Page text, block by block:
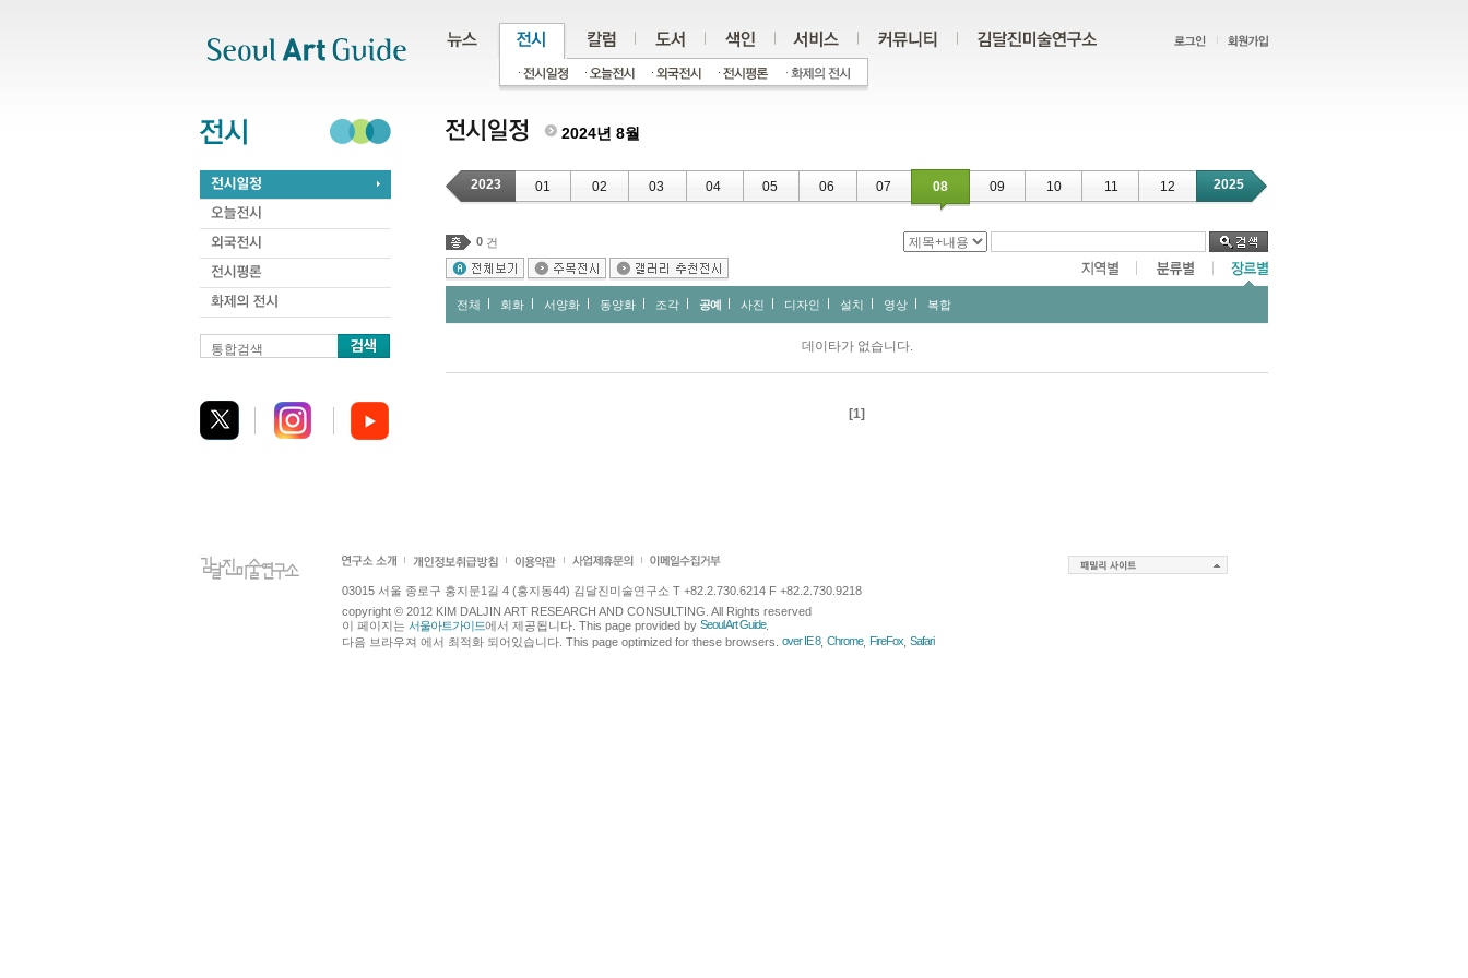
통합검색
2024년 8월
2023 01 02 03 04 05 06 07 08 09 10 11 12 2025
0 건
전체 회화 서양화 동양화 조각 공예 사진 디자인 설치 영상 복합
데이타가 없습니다.
[1]
03015 서울 종로구 홍지문1길 4 (홍지동44) 김달진미술연구소 T +82.2.730.6214 F +82.2.730.9218
copyright © 2012 KIM DALJIN ART RESEARCH AND CONSULTING. All Rights reserved
이 페이지는 서울아트가이드에서 제공됩니다. This page provided by Seoul Art Guide.
다음 브라우져 에서 최적화 되어있습니다. This page optimized for these browsers. over IE 8, Chrome, FireFox Safari